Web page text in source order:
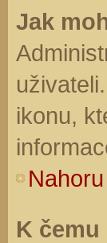
Jak
ikonu,
Nahoru
K